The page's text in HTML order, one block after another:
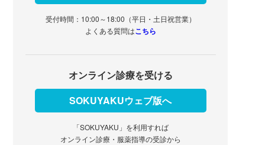
受付時間：10:00～18:00（平日・土日祝営業）
よくある質問はこちら
オンライン診療を受ける
SOKUYAKUウェブ版へ
「SOKUYAKU」を利用すれば
オンライン診療・服薬指導の受診から